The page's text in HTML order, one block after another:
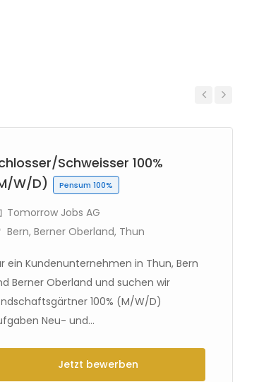
Schweisser 100%
W/D)
Pensum 100%
Tomorrow Jobs AG
Bern, Berner Oberland, Thun
ein Kundenunternehmen in Thun, Bern
Berner Oberland und suchen wir
100% (M/W/D)
Neu- und...
Jetzt bewerben